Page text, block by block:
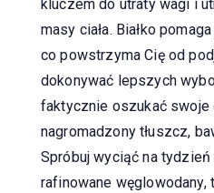
kluczem do utraty wagi i
masy ciała. Białko
co powstrzyma Cię od
dokonywać lepszych
faktycznie oszukać swoje
nagromadzony tłuszcz,
Spróbuj wyciąć na
rafinowane węglowodany,